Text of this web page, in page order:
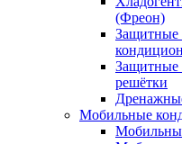
(Фреон)
Защитные
Защитные
решётки
Мобильные